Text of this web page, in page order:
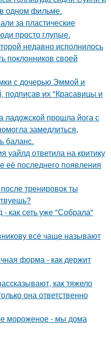
одном фильме.
за пластические
просто глупые.
недавно исполнилось
поклонников своей
с дочерью Эммой и
подписав их "Красавицы и
ладожской прошла йога с
замедлиться,
баланс.
уайлд ответила на критику
её последнего появления
тренировок ты
- как сеть уже "Собрала"
всё чаще называют
форма - как держит
как тяжело
она ответственно
мороженое - мы дома